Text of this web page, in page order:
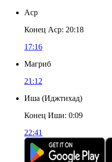
Аср
Конец Аср: 20:18
17:16
Магриб
21:12
Иша (Иджтихад)
Конец Иши: 0:09
22:41